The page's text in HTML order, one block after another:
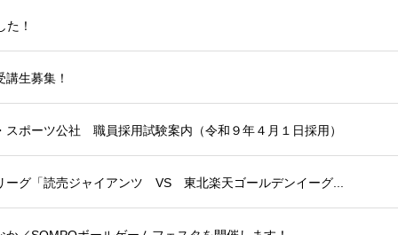
！
生募集！
ポーツ公社 職員採用試験案内（令和９年４月１日採用）
ーグ「読売ジャイアンツ VS 東北楽天ゴールデンイーグ...